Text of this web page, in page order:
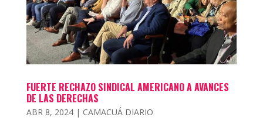
FUERTE RECHAZO SINDICAL AMERICANO A AVANCES
DE LAS DERECHAS
ABR 8, 2024| CAMACUÁ DIARIO